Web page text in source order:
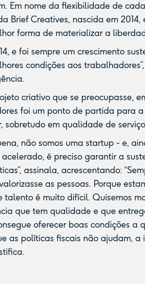
Em nome da flexibilidade de
Brief Creatives, nascida em
forma de materializar a
e foi sempre um crescimento
condições aos
criativo que se preocupasse,
foi um ponto de partida para
sobretudo em qualidade de
não somos uma startup - e,
é preciso garantir a
assinala, acrescentando:
as pessoas. Porque
talento é muito difícil. Quisemos
que tem qualidade e que
oferecer boas condições a
as políticas fiscais não ajudam,